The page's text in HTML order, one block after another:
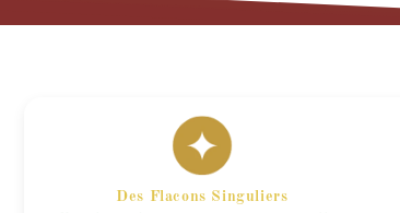
Des Flacons Singuliers